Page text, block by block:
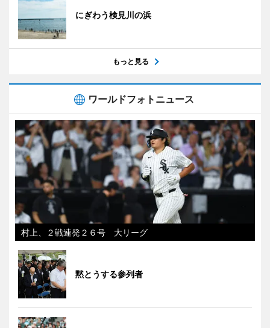
にぎわう検見川の浜
もっと見る
ワールドフォトニュース
村上、２戦連発２６号 大リーグ
黙とうする参列者